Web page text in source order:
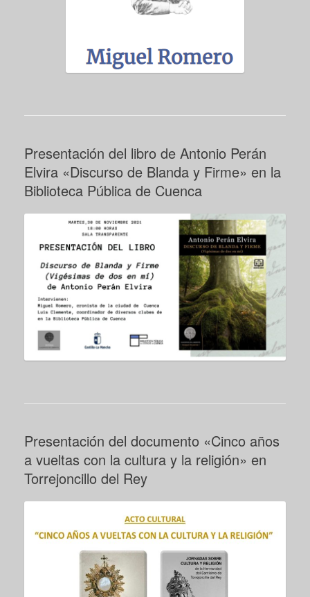
Presentación del libro de Antonio Perán
Elvira «Discurso de Blanda y Firme» en la
Biblioteca Pública de Cuenca
Presentación del documento «Cinco años
a vueltas con la cultura y la religión» en
Torrejoncillo del Rey